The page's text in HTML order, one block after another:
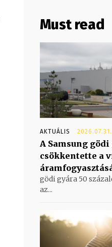
Must read
AKTUÁLIS 2026.07.31.
A Samsung
csökkentette a
gödi gyára 50
az...